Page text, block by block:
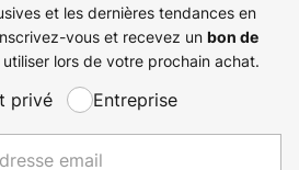
et les dernières tendances en
vous et recevez un bon de
utiliser lors de votre prochain achat.
privé Entreprise